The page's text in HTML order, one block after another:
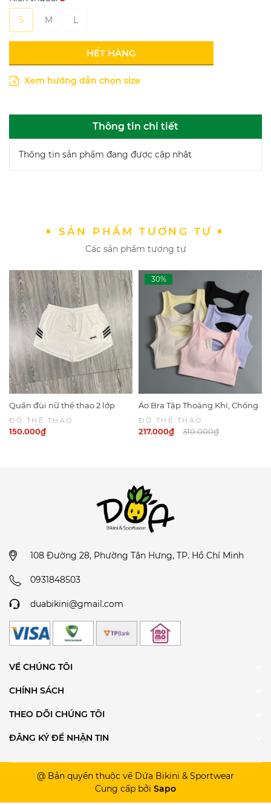
S
M L
HẾT HÀNG
Xem hướng dẫn chọn size
Thông tin chi tiết
Thông tin sản phẩm đang được cập nhật
SẢN PHẨM TƯƠNG TỰ
Các sản phẩm tương tự
Quần đùi nữ thể thao 2 lớp
Sport 6049
ĐỒ THỂ THAO
150.000₫
Áo Bra Tập Thoáng Khí, Chống
Sốc Khi CHạy Bộ 6047 | DỨA
BIKINI & SPORTWEAR
ĐỒ THỂ THAO
217.000₫ 310.000₫
108 Đường 28, Phường Tân Hưng, TP. Hồ Chí Minh
0931848503
duabikini@gmail.com
VỀ CHÚNG TÔI
CHÍNH SÁCH
THEO DÕI CHÚNG TÔI
ĐĂNG KÝ ĐỂ NHẬN TIN
@ Bản quyền thuộc về Dứa Bikini & Sportwear
Cung cấp bởi Sapo